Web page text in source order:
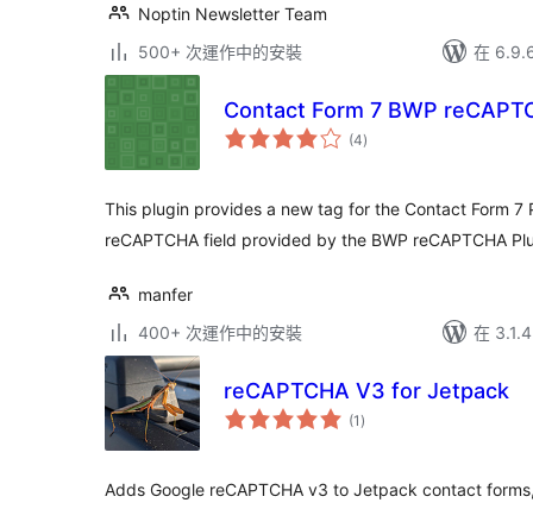
Noptin Newsletter Team
500+ 次運作中的安裝
在
Contact Form 7 BWP
(4總
評)
This plugin provides a new tag for the Contact Form 7
reCAPTCHA field provided by the BWP reCAPTCHA
manfer
400+ 次運作中的安裝
在
reCAPTCHA V3 for Jetpack
(1 總
評)
Adds Google reCAPTCHA v3 to Jetpack contact